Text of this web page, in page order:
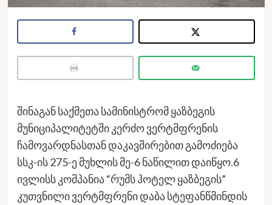
შინაგან საქმეთა სამინისტრომ ყაზბეგის
მუნიციპალიტეტში კერძო ვერტმფრენის
ჩამოვარდნასთან დაკავშირებით გამოძიება
სსკ-ის 275-ე მუხლის მე-6 ნაწილით დაიწყო.6
ივლისს კომპანია “რუმს ჰოტელ ყაზბეგის”
კუთვნილი ვერტმფრენი დაბა სტეფანწმინდის